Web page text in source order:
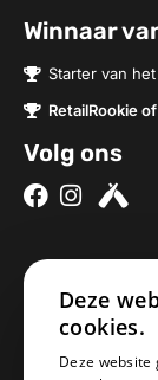
Winnaar
Starter van
RetailRookie
Volg ons
Over ons
Brouwerijen
Onze bieren
Deze
cookies.
Deze